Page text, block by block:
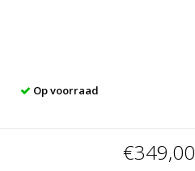
Op voorraad
€349,00